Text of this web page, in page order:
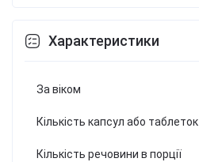
Характеристики
За віком
Кількість капсул або таблеток
Кількість речовини в порції